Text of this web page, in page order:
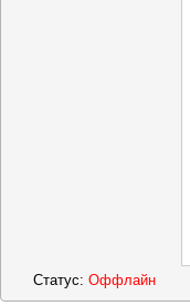
Статус: Оффлайн